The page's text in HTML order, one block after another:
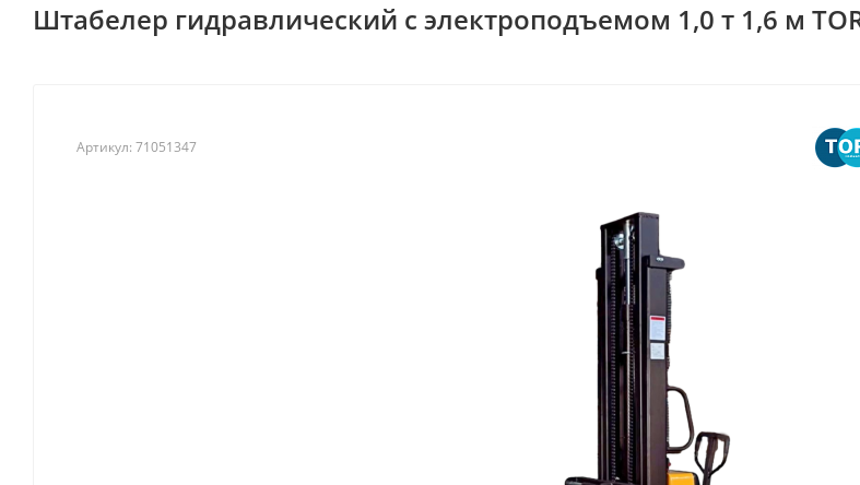
Штабелер гидравлический с электроподъемом 1,0 т 1,6 м
Артикул: 71051347